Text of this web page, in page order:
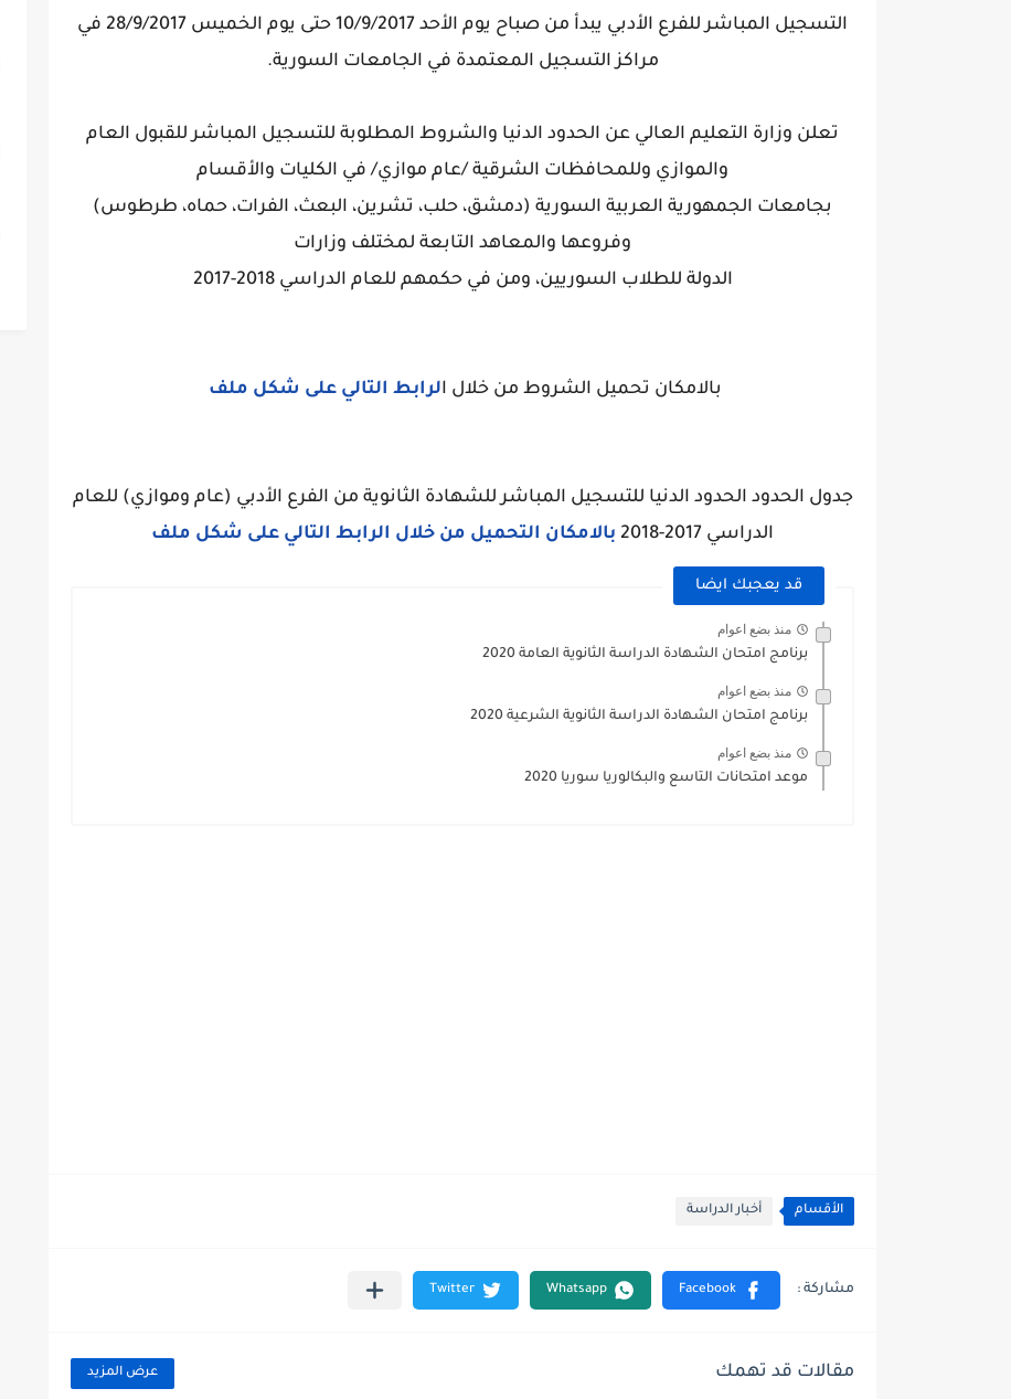
التسجيل المباشر للفرع الأدبي يبدأ من صباح يوم الأحد 10/9/2017 حتى يوم الخميس 28/9/2017 في
مراكز التسجيل المعتمدة في الجامعات السورية.
تعلن وزارة التعليم العالي عن الحدود الدنيا والشروط المطلوبة للتسجيل المباشر للقبول العام
والموازي وللمحافظات الشرقية /عام موازي/ في الكليات والأقسام
بجامعات الجمهورية العربية السورية (دمشق، حلب، تشرين، البعث، الفرات، حماه، طرطوس)
وفروعها والمعاهد التابعة لمختلف وزارات
الدولة للطلاب السوريين، ومن في حكمهم للعام الدراسي 2018-2017
بالامكان تحميل الشروط من خلال الرابط التالي على شكل ملف
جدول الحدود الحدود الدنيا للتسجيل المباشر للشهادة الثانوية من الفرع الأدبي (عام وموازي) للعام
الدراسي 2017-2018
بالامكان التحميل من خلال الرابط التالي على شكل ملف
قد يعجبك ايضا
منذ بضع اعوام
برنامج امتحان الشهادة الدراسة الثانوية العامة 2020
منذ بضع اعوام
برنامج امتحان الشهادة الدراسة الثانوية الشرعية 2020
منذ بضع اعوام
موعد امتحانات التاسع والبكالوريا سوريا 2020
الأقسام أخبار الدراسة
مقالات قد تهمك عرض المزيد